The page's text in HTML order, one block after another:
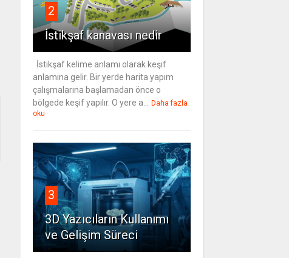
2
İstikşaf kanavası nedir
İstikşaf kelime anlamı olarak keşif
anlamına gelir. Bir yerde harita yapım
çalışmalarına başlamadan önce o
bölgede keşif yapılır. O yere a...
Daha fazla
oku
3
3D Yazıcıların Kullanımı
ve Gelişim Süreci